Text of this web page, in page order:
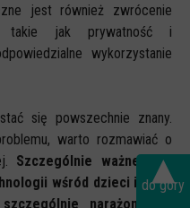
jest również zwrócenie
takie jak prywatność i
wykorzystanie
się powszechnie znany.
warto rozmawiać o
Szczególnie ważne jest
wśród dzieci i osób
narażone na
▴
do góry